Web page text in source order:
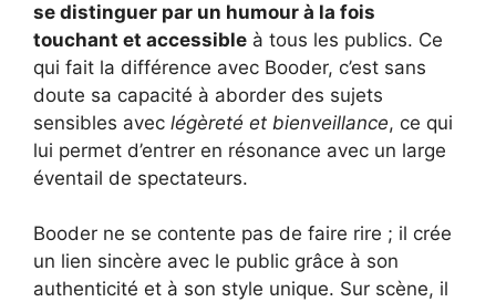
se distinguer par un humour à la fois
touchant et accessible à tous les publics. Ce
qui fait la différence avec Booder, c’est sans
doute sa capacité à aborder des sujets
sensibles avec légèreté et bienveillance, ce qui
lui permet d’entrer en résonance avec un large
éventail de spectateurs.
Booder ne se contente pas de faire rire ; il crée
un lien sincère avec le public grâce à son
authenticité et à son style unique. Sur scène, il